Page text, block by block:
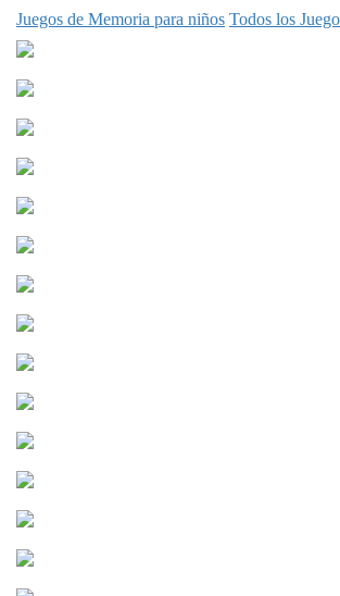
Juegos de Memoria para niños Todos los